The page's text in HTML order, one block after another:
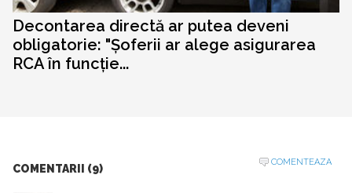
Decontarea directă ar putea deveni
obligatorie: "Șoferii ar alege asigurarea
RCA în funcție...
COMENTARII (9)
COMENTEAZA